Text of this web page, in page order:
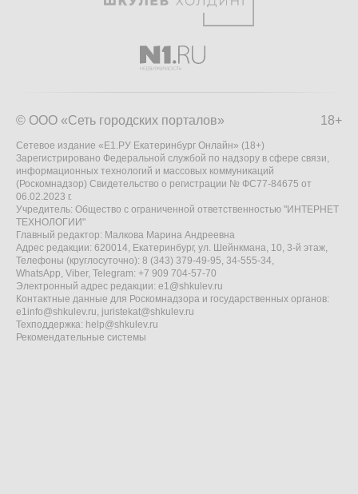
18+
© ООО «Сеть городских порталов»
Сетевое издание «Е1.РУ Екатеринбург Онлайн» (18+)
Зарегистрировано Федеральной службой по надзору в сфере связи,
информационных технологий и массовых коммуникаций
(Роскомнадзор) Свидетельство о регистрации № ФС77-84675 от
06.02.2023 г.
Учредитель: Общество с ограниченной ответственностью "ИНТЕРНЕТ
ТЕХНОЛОГИИ"
Главный редактор: Малкова Марина Андреевна
Адрес редакции: 620014, Екатеринбург, ул. Шейнкмана, 10, 3-й этаж,
Телефоны (круглосуточно): 8 (343) 379-49-95, 34-555-34,
WhatsApp, Viber, Telegram: +7 909 704-57-70
Электронный адрес редакции: e1@shkulev.ru
Контактные данные для Роскомнадзора и государственных органов:
e1info@shkulev.ru, juristekat@shkulev.ru
Техподдержка: help@shkulev.ru
Рекомендательные системы